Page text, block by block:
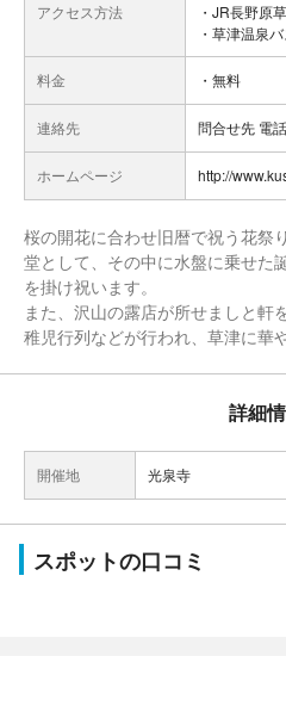
アクセス方法
・JR長野原
・草津温泉
料金 ・無料
連絡先 問合せ先 電
ホームページ http://
桜の開花に合わせ旧暦で祝う花祭
堂として、その中に水盤に乗せた
を掛け祝います。
また、沢山の露店が所せましと軒
稚児行列などが行われ、草津に華
詳細
開催地 光泉寺
スポットの口コミ